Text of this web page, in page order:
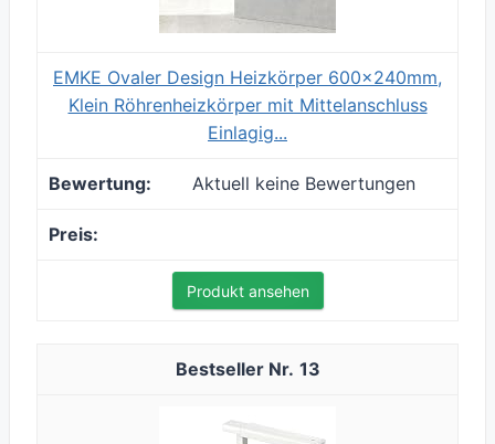
EMKE Ovaler Design Heizkörper 600x240mm,
Klein Röhrenheizkörper mit Mittelanschluss
Einlagig...
Aktuell keine Bewertungen
Produkt ansehen
13